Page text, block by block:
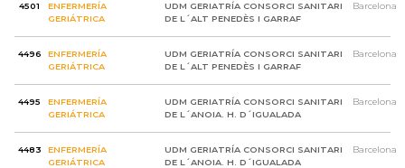
4501
ENFERMERÍA
GERIÁTRICA
UDM GERIATRÍA CONSORCI SANITARI
DE L´ALT PENEDÈS I GARRAF
Barcelona
4496
ENFERMERÍA
GERIÁTRICA
UDM GERIATRÍA CONSORCI SANITARI
DE L´ALT PENEDÈS I GARRAF
Barcelona
4495
ENFERMERÍA
GERIÁTRICA
UDM GERIATRÍA CONSORCI SANITARI
DE L´ANOIA. H. D´IGUALADA
Barcelona
4483
ENFERMERÍA
GERIÁTRICA
UDM GERIATRÍA CONSORCI SANITARI
DE L´ANOIA. H. D´IGUALADA
Barcelona